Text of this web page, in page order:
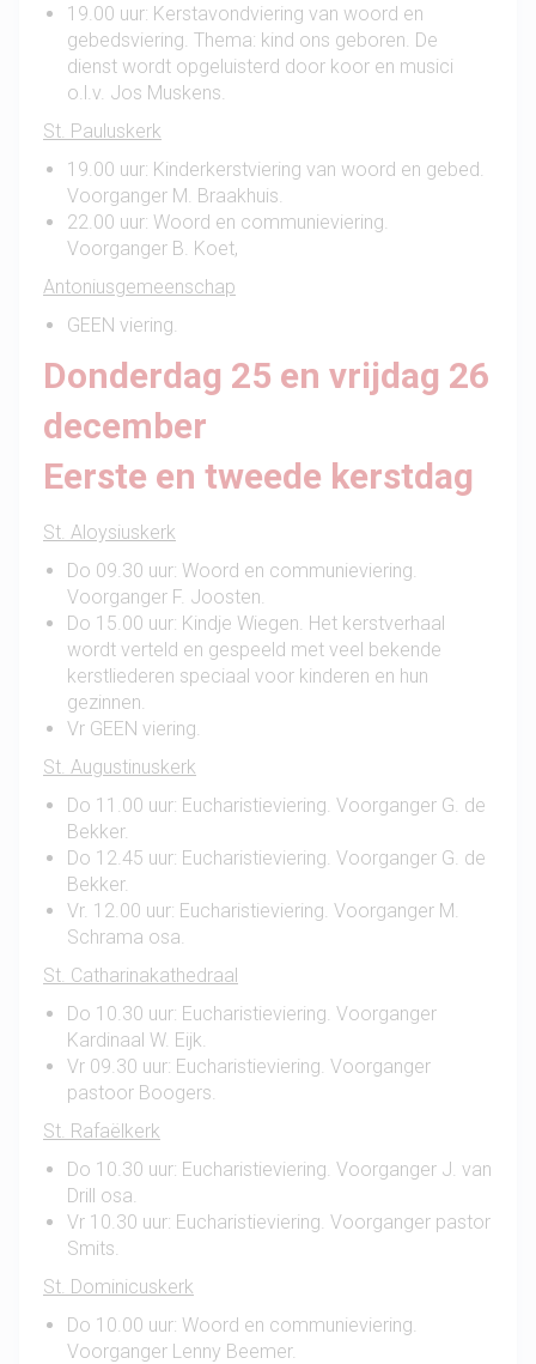
19.00 uur: Kerstavondviering van woord en
gebedsviering. Thema: kind ons geboren. De
dienst wordt opgeluisterd door koor en musici
o.l.v. Jos Muskens.
St. Pauluskerk
19.00 uur: Kinderkerstviering van woord en gebed.
Voorganger M. Braakhuis.
22.00 uur: Woord en communieviering.
Voorganger B. Koet,
Antoniusgemeenschap
GEEN viering.
Donderdag 25 en vrijdag 26
december
Eerste en tweede kerstdag
St. Aloysiuskerk
Do 09.30 uur: Woord en communieviering.
Voorganger F. Joosten.
Do 15.00 uur: Kindje Wiegen. Het kerstverhaal
wordt verteld en gespeeld met veel bekende
kerstliederen speciaal voor kinderen en hun
gezinnen.
Vr GEEN viering.
St. Augustinuskerk
Do 11.00 uur: Eucharistieviering. Voorganger G. de
Bekker.
Do 12.45 uur: Eucharistieviering. Voorganger G. de
Bekker.
Vr. 12.00 uur: Eucharistieviering. Voorganger M.
Schrama osa.
St. Catharinakathedraal
Do 10.30 uur: Eucharistieviering. Voorganger
Kardinaal W. Eijk.
Vr 09.30 uur: Eucharistieviering. Voorganger
pastoor Boogers.
St. Rafaëlkerk
Do 10.30 uur: Eucharistieviering. Voorganger J. van
Drill osa.
Vr 10.30 uur: Eucharistieviering. Voorganger pastor
Smits.
St. Dominicuskerk
Do 10.00 uur: Woord en communieviering.
Voorganger Lenny Beemer.